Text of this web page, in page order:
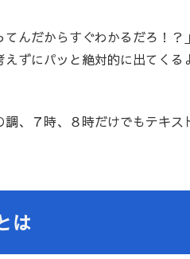
んだからすぐわかるだろ！
ずにパッと絶対的に出てくる
、７時、８時だけでもテキス
は